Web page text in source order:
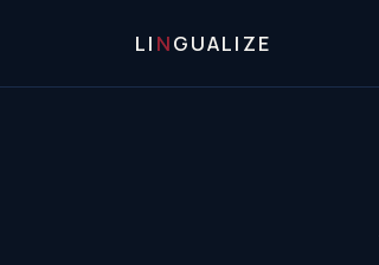
LI NGUALIZE